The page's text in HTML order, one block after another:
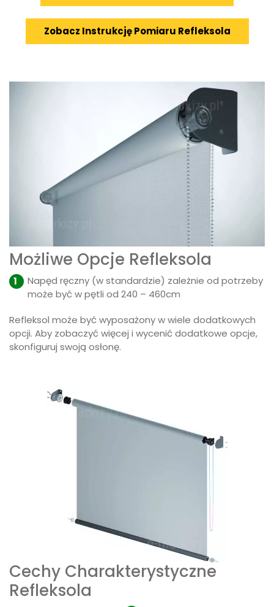
Zobacz Instrukcję Pomiaru Refleksola
Możliwe Opcje Refleksola
Napęd ręczny (w standardzie) zależnie od potrzeby
może być w pętli od 240 – 460cm
Refleksol może być wyposażony w wiele dodatkowych
opcji. Aby zobaczyć więcej i wycenić dodatkowe opcje,
skonfiguruj swoją osłonę.
Cechy Charakterystyczne
Refleksola